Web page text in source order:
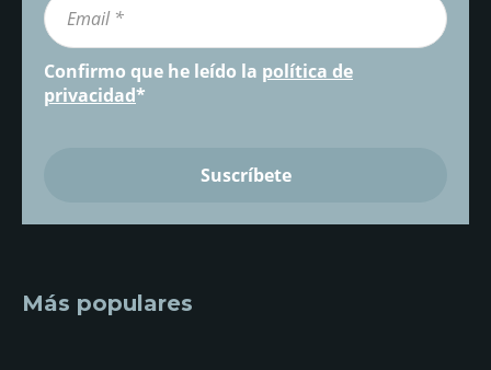
Confirmo que he leído la política de
privacidad*
Más populares